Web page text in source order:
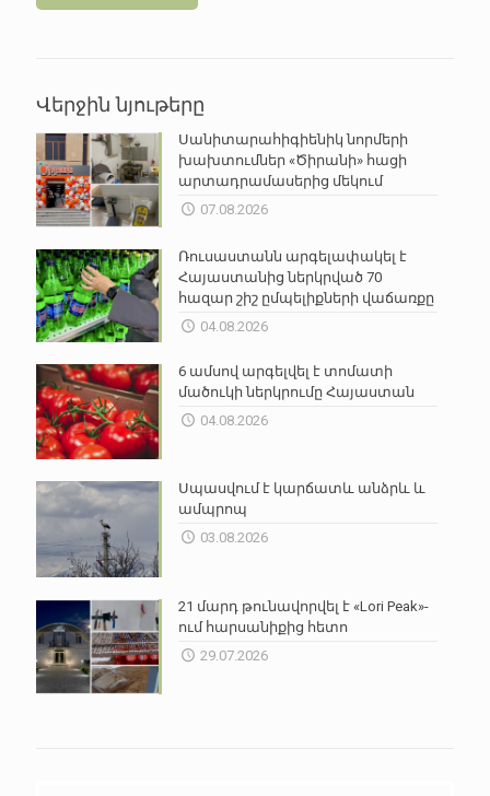
Վերջին նյութերը
Սանիտարահիգիենիկ նորմերի
խախտումներ «Ծիրանի» հացի
արտադրամասերից մեկում
07.08.2026
Ռուսաստանն արգելափակել է
Հայաստանից ներկրված 70
հազար շիշ ըմպելիքների վաճառքը
04.08.2026
6 ամսով արգելվել է տոմատի
մածուկի ներկրումը Հայաստան
04.08.2026
Սպասվում է կարճատև անձրև և
ամպրոպ
03.08.2026
21 մարդ թունավորվել է «Lori Peak»-
ում հարսանիքից հետո
29.07.2026